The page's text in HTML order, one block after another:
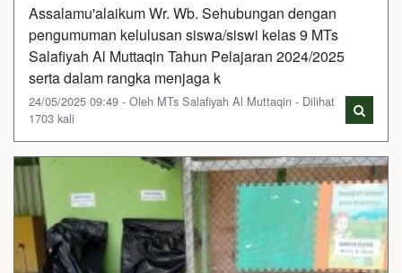
Assalamu'alaikum Wr. Wb. Sehubungan dengan
pengumuman kelulusan siswa/siswi kelas 9 MTs
Salafiyah Al Muttaqin Tahun Pelajaran 2024/2025
serta dalam rangka menjaga k
24/05/2025 09:49 - Oleh MTs Salafiyah Al Muttaqin - Dilihat
1703 kali